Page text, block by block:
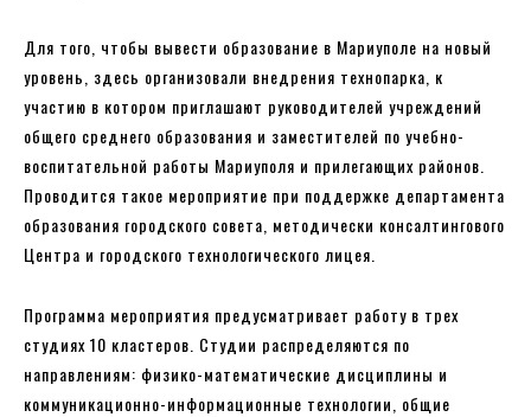
Для того, чтобы вывести образование в Мариуполе на новый
уровень, здесь организовали внедрения технопарка, к
участию в котором приглашают руководителей учреждений
общего среднего образования и заместителей по учебно-
воспитательной работы Мариуполя и прилегающих районов.
Проводится такое мероприятие при поддержке департамента
образования городского совета, методически консалтингового
Центра и городского технологического лицея.
Программа мероприятия предусматривает работу в трех
студиях 10 кластеров. Студии распределяются по
направлениям: физико-математические дисциплины и
коммуникационно-информационные технологии, общие